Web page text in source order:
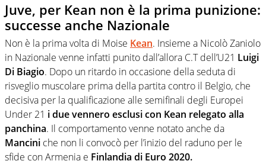
Juve, per Kean non è la prima punizione:
successe anche Nazionale
Non è la prima volta di Moise Kean. Insieme a Nicolò Zaniolo
in Nazionale venne infatti punito dall’allora C.T dell’U21 Luigi
Di Biagio. Dopo un ritardo in occasione della seduta di
risveglio muscolare prima della partita contro il Belgio, che
decisiva per la qualificazione alle semifinali degli Europei
Under 21 i due vennero esclusi con Kean relegato alla
panchina. Il comportamento venne notato anche da
Mancini che non li convocò per l’inizio del raduno per le
sfide con Armenia e Finlandia di Euro 2020.